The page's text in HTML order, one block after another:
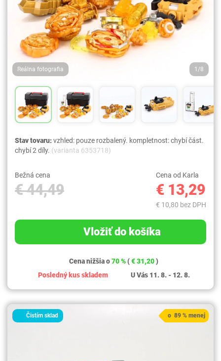
Reálna fotografia 1/8
Stav tovaru:vzhled: pouze rozbalený. kompletnost: chybí část.
chybí 2 díly. (varianta 6353718)
Bežná cena
€ 44,49
Cena od Karla
€ 13,29
€ 10,80 bez DPH
Vložiť do košíka
Cena nižšia o70 % (€ 31,20)
Posledný kus skladem
U Vás 11. 8. - 12. 8.
Čistím sklad o 89 % menej